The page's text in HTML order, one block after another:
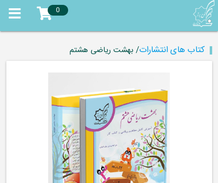
0
کتاب های انتشارات/ بهشت ریاضی هشتم